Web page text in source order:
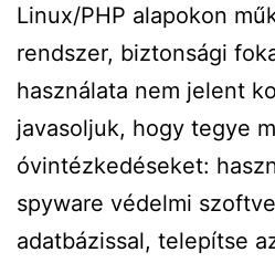
Linux/PHP alapokon
rendszer, biztonsági
használata nem jelent
javasoljuk, hogy tegye
óvintézkedéseket:
spyware védelmi
adatbázissal, telepítse